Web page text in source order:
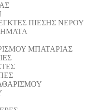
ΠΙΕΣΗΣ ΝΕΡΟΥ
ΜΠΑΤΑΡΙΑΣ